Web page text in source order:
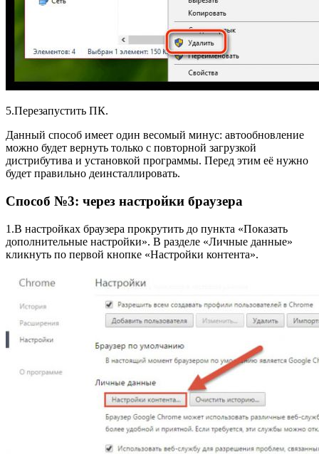
5.Перезапустить ПК.
Данный способ имеет один весомый минус: автообновление
можно будет вернуть только с повторной загрузкой
дистрибутива и установкой программы. Перед этим её нужно
будет правильно деинсталлировать.
Способ №3: через настройки браузера
1.В настройках браузера прокрутить до пункта «Показать
дополнительные настройки». В разделе «Личные данные»
кликнуть по первой кнопке «Настройки контента».